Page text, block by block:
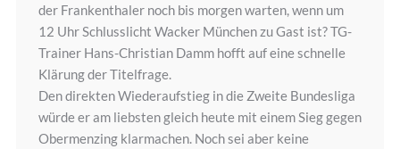
der Frankenthaler noch bis morgen warten, wenn um
12 Uhr Schlusslicht Wacker München zu Gast ist? TG-
Trainer Hans-Christian Damm hofft auf eine schnelle
Klärung der Titelfrage.
Den direkten Wiederaufstieg in die Zweite Bundesliga
würde er am liebsten gleich heute mit einem Sieg gegen
Obermenzing klarmachen. Noch sei aber keine